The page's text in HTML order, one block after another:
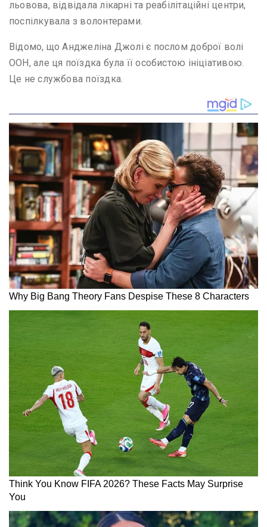
льовова, відвідала лікарні та реабілітаційні центри,
поспілкувала з волонтерами.
Відомо, що Анджеліна Джолі є послом доброї волі
ООН, але ця поїздка була її особистою ініціативою.
Це не службова поїздка.